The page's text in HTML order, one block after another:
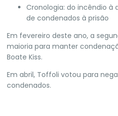
Cronologia: do incêndio à
de condenados à prisão
Em fevereiro deste ano, a
maioria para manter
Boate Kiss.
Em abril, Toffoli votou para
condenados.